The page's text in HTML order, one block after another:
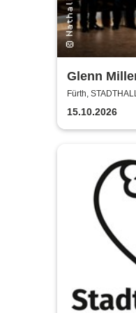
Glenn
directed by
Fürth,
15.10.2026